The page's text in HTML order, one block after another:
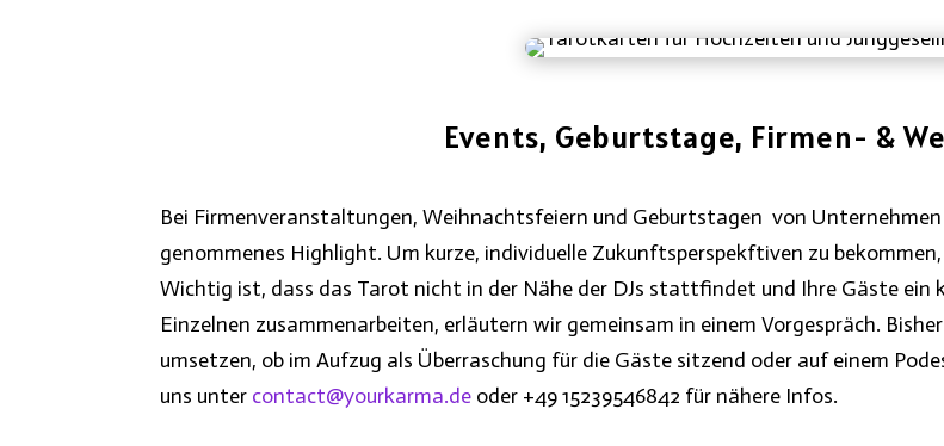
Events, Geburtstage, Firmen- &
Bei Firmenveranstaltungen, Weihnachtsfeiern und Geburtstagen von
genommenes Highlight. Um kurze, individuelle Zukunftsperspekftiven zu
Wichtig ist, dass das Tarot nicht in der Nähe der DJs stattfindet und Ihre Gäste ein
Einzelnen zusammenarbeiten, erläutern wir gemeinsam in einem Vorgespräch.
umsetzen, ob im Aufzug als Überraschung für die Gäste sitzend oder auf einem
uns unter contact@yourkarma.de oder +49 15239546842 für nähere Infos.